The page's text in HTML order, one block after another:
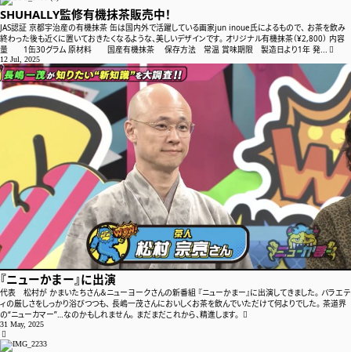
SHUHALLY監修有機抹茶販売中！
JAS認証 京都宇治産の有機抹茶 缶は国内外で活躍している画家jun inoue氏によるもので、 お茶を飲み
終わった後も近くに置いておきたくなるような、美しいデザインです。 オリジナル有機抹茶（¥2,800） 内容
量 1缶30グラム 原材料 国産有機抹茶 保存方法 常温 賞味期限 製造日より1年 発...
12 Jul, 2025
『ニューかまー』に出演
代表 松村が かまいたちさん＆ニューヨークさんの新番組 『ニューかまー』に出演してきました。 バラエテ
ィの厳しさをしっかり浴びつつも、 長嶋一茂さんにおいしくお茶を飲んでいただけて何よりでした。 茶道界
の“ニューカマー”…なのかもしれません。 まだまだこれから、精進します。
31 May, 2025
